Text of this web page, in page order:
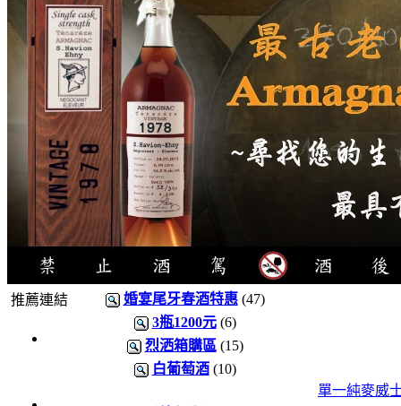
推薦連結 婚宴尾牙春酒特惠(47)
3瓶1200元(6)
烈洒箱購區 (15)
白葡萄酒(10)
單一純麥威